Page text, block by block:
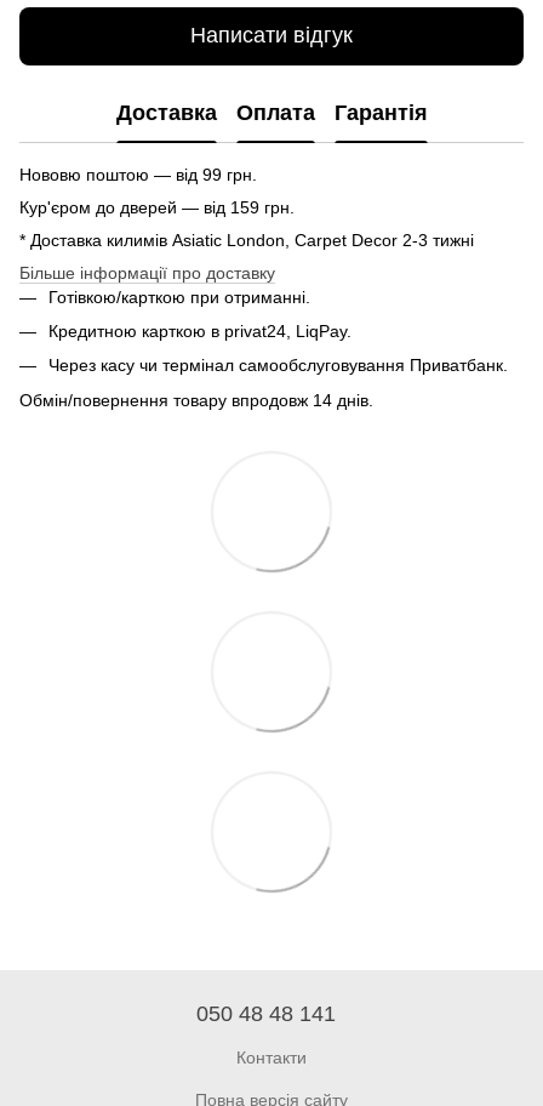
Написати відгук
Доставка Оплата Гарантія
Нововю поштою — від 99 грн.
Кур'єром до дверей — від 159 грн.
* Доставка килимів Asiatic London, Carpet Decor 2-3 тижні
Більше інформації про доставку
Готівкою/карткою при отриманні.
Кредитною карткою в privat24, LiqPay.
Через касу чи термінал самообслуговування Приватбанк.
Обмін/повернення товару впродовж 14 днів.
050 48 48 141
Контакти
Повна версія сайту